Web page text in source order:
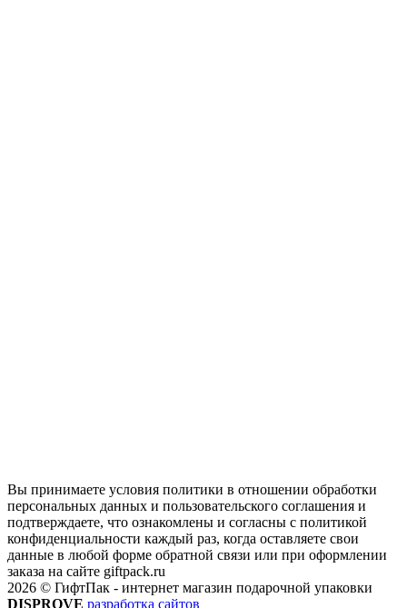
Вы принимаете условия политики в отношении обработки
персональных данных и пользовательского соглашения и
подтверждаете, что ознакомлены и согласны с политикой
конфиденциальности каждый раз, когда оставляете свои
данные в любой форме обратной связи или при оформлении
заказа на сайте giftpack.ru
2026 © ГифтПак - интернет магазин подарочной упаковки
DISPROVE разработка сайтов